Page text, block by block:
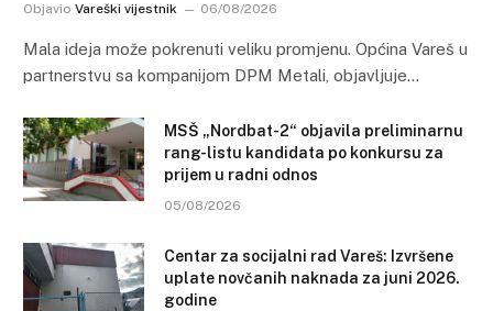
Objavio Vareški vijestnik 06/08/2026
Mala ideja može pokrenuti veliku promjenu. Općina Vareš u
partnerstvu sa kompanijom DPM Metali, objavljuje…
MSŠ „Nordbat-2“ objavila preliminarnu
rang-listu kandidata po konkursu za
prijem u radni odnos
05/08/2026
Centar za socijalni rad Vareš: Izvršene
uplate novčanih naknada za juni 2026.
godine